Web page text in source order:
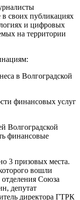
своих публикациях
и цифровых
на территории
в Волгоградской
финансовых услуг
Волгоградской
финансовые
3 призовых места.
вошли
отделения Союза
депутат
директора ГТРК